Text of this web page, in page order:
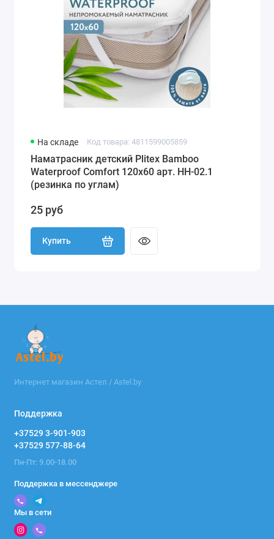
На складе Код товара: 4811599005859
Наматрасник детский Plitex Bamboo
Waterproof Comfort 120х60 арт. НН-02.1
(резинка по углам)
25 руб
Купить
Интернет магазин Астел / Astel.by
Поддержка
+37529 3-901-903
+37529 577-88-64
Пн-Пт: 9.00-18.00
Поддержка в мессенджере
Мы в сети